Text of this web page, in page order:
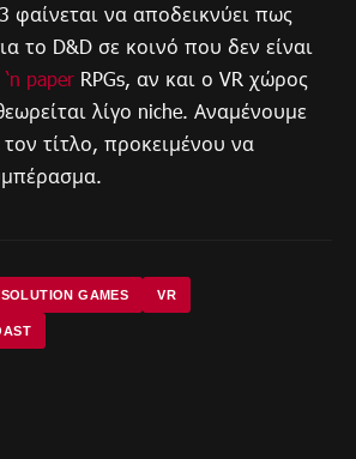
φαίνεται να αποδεικνύει πως
το D&D σε κοινό που δεν είναι
paper RPGs, αν και ο VR χώρος
λίγο niche. Αναμένουμε
τίτλο, προκειμένου να
GAMES VR